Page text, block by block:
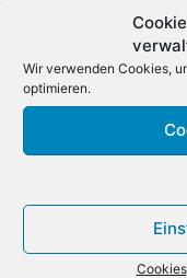
Wir verwenden Cookies,
optimieren.
Cookies
Kartellamt: Hersteller
Etailer nicht